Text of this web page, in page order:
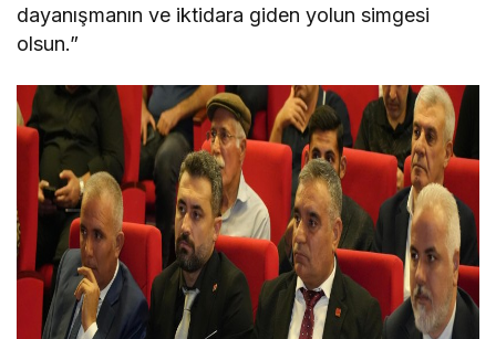
dayanışmanın ve iktidara giden yolun simgesi
olsun.”